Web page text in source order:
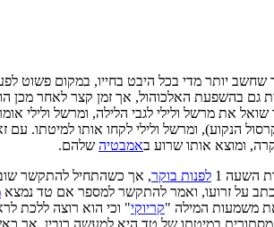
שחשב יותר מדי בכל היבט בחייו, במקום פשוט
גם בהשפעת האלכוהול, אך זמן קצר לאחר מכן
את מרשל ולילי לגבי הלילה, ומרשל ולילי
הנקוע), ומרשל ולילי לקחו אותו
ומוצא אותו שרוע באמבטיה שלהם.
השעה 1
לפנות בוקר, אך כשהתחיל להתקשר שוב
על זרועו, ואמר להתקשר למספר אם טד נמצא
משמעות המילה "קריוקי" וכי הוא רוצה ללכת